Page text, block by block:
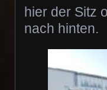
hier der Sitz
nach hinten.